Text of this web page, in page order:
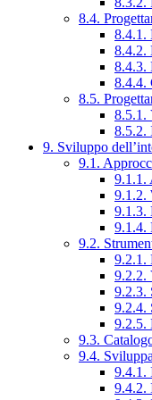
8.4.
8.4.1.
8.4.2.
8.4.3.
8.4.4.
8.5.
8.5.1.
8.5.2.
9. Sviluppo
9.1.
9.1.1.
9.1.2.
9.1.3.
9.1.4.
9.2.
9.2.1.
9.2.2.
9.2.3.
9.2.4.
9.2.5.
9.3.
9.4.
9.4.1.
9.4.2.